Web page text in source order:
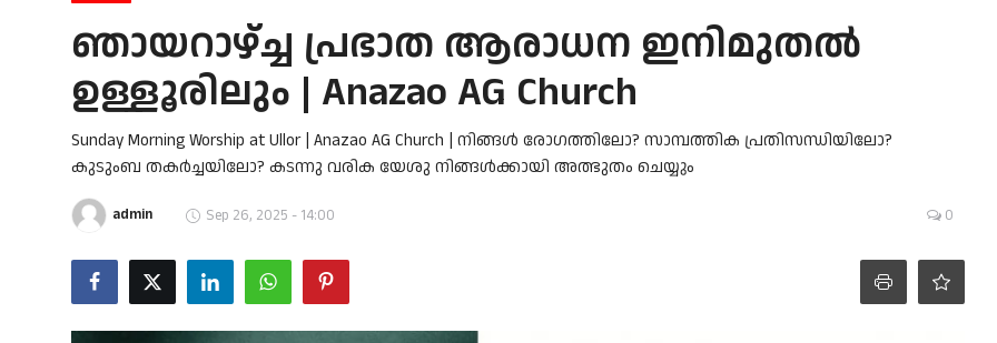
Bible verse
ഞായറാഴ്ച്ച പ്രഭാത ആരാധന ഇനിമുതൽ
ഉള്ളൂരിലും | Anazao AG Church
Sunday Morning Worship at Ullor | Anazao AG Church | നിങ്ങൾ രോഗത്തിലോ? സാമ്പത്തിക പ്രതിസന്ധിയിലോ?
കുടുംബ തകർച്ചയിലോ? കടന്നു വരിക യേശു നിങ്ങൾക്കായി അത്ഭുതം ചെയ്യും
admin Sep 26, 2025 - 14:00 0